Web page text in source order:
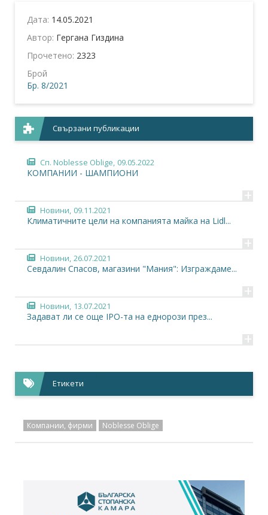
Дата: 14.05.2021
Автор: Гергана Гиздина
Прочетено: 2323
Брой
Бр. 8/2021
Свързани публикации
Сп. Noblesse Oblige, 09.05.2022
КОМПАНИИ - ШАМПИОНИ
+
Новини, 09.11.2021
Климатичните цели на компанията майка на Lidl...
+
Новини, 26.07.2021
Севдалин Спасов, магазини "Мания": Изграждаме...
+
Новини, 13.07.2021
Задават ли се още IPO-та на еднорози през...
+
Етикети
Компании, фирми Noblesse Oblige